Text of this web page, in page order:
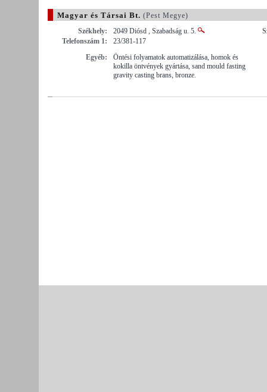
Magyar és Társai Bt. (Pest Megye)
Székhely:
2049 Diósd , Szabadság u. 5.
Telefonszám 1:
23/381-117
Egyéb:
Öntési folyamatok automatizálása, homok és
kokilla öntvények gyártása, sand mould fasting
gravity casting brans, bronze.